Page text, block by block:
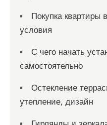
Покупка квартиры
условия
С чего начать
самостоятельно
Остекление
утепление, дизайн